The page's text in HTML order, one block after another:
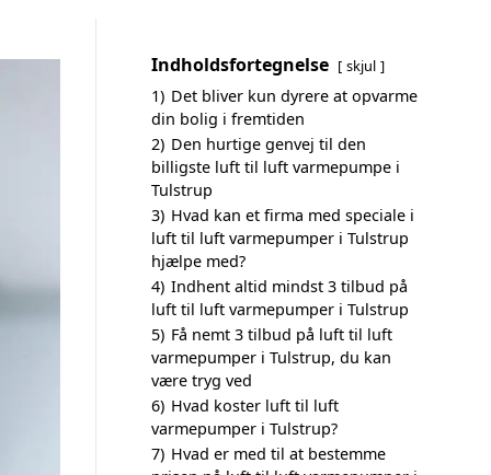
Indholdsfortegnelse skjul
1) Det bliver kun dyrere at opvarme
din bolig i fremtiden
2) Den hurtige genvej til den
billigste luft til luft varmepumpe i
Tulstrup
3) Hvad kan et firma med speciale i
luft til luft varmepumper i Tulstrup
hjælpe med?
4) Indhent altid mindst 3 tilbud på
luft til luft varmepumper i Tulstrup
5) Få nemt 3 tilbud på luft til luft
varmepumper i Tulstrup, du kan
være tryg ved
6) Hvad koster luft til luft
varmepumper i Tulstrup?
7) Hvad er med til at bestemme